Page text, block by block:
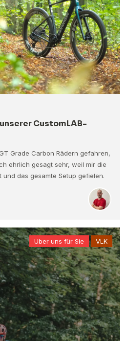
CustomLAB-
Grade Carbon Rädern gefahren,
ehrlich gesagt sehr, weil mir die
und das gesamte Setup gefielen.
Über uns für Sie VLK